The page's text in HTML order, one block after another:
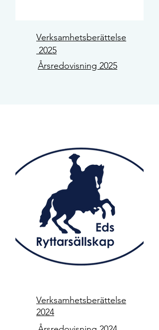
Verksamhetsberättelse
2025
Årsredovisning 2025
Verksamhetsberättelse
2024